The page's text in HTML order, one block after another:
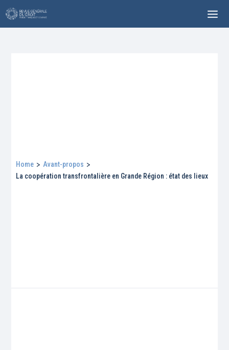
Home > Avant-propos >
La coopération transfrontalière en Grande Région : état des lieux